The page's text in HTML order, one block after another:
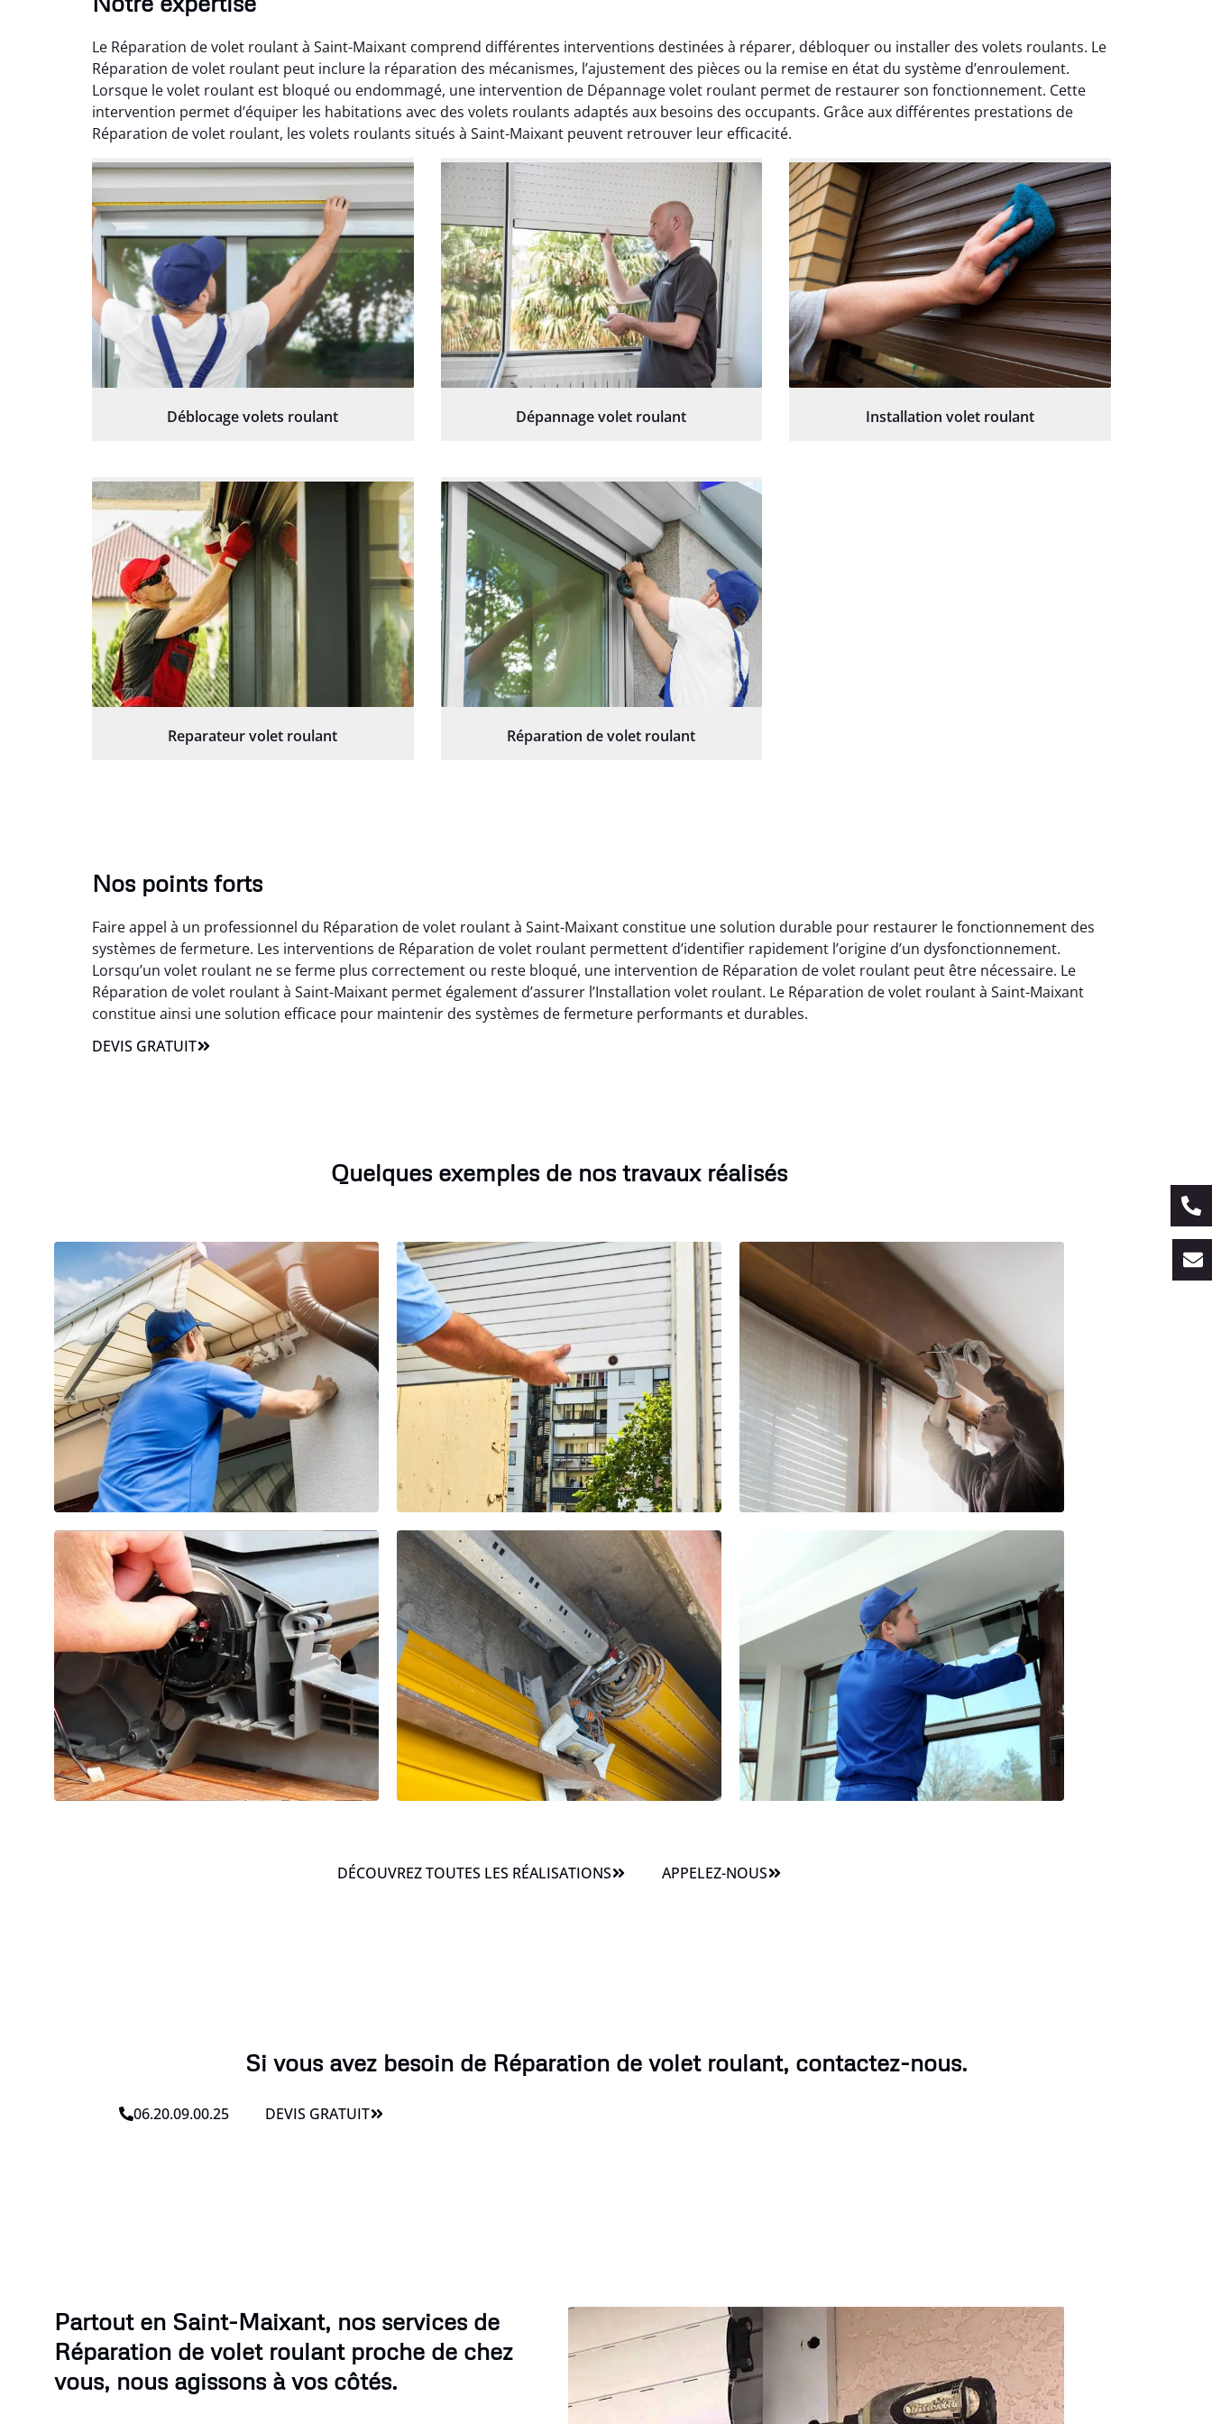
Le Réparation de volet roulant à Saint-Maixant comprend différentes interventions destinées à réparer, débloquer ou installer des volets roulants. Le
Réparation de volet roulant peut inclure la réparation des mécanismes, l’ajustement des pièces ou la remise en état du système d’enroulement.
Lorsque le volet roulant est bloqué ou endommagé, une intervention de Dépannage volet roulant permet de restaurer son fonctionnement. Cette
intervention permet d’équiper les habitations avec des volets roulants adaptés aux besoins des occupants. Grâce aux différentes prestations de
Réparation de volet roulant, les volets roulants situés à Saint-Maixant peuvent retrouver leur efficacité.
Déblocage volets roulant Dépannage volet roulant Installation volet roulant
Reparateur volet roulant Réparation de volet roulant
Nos points forts
Faire appel à un professionnel du Réparation de volet roulant à Saint-Maixant constitue une solution durable pour restaurer le fonctionnement des
systèmes de fermeture. Les interventions de Réparation de volet roulant permettent d’identifier rapidement l’origine d’un dysfonctionnement.
Lorsqu’un volet roulant ne se ferme plus correctement ou reste bloqué, une intervention de Réparation de volet roulant peut être nécessaire. Le
Réparation de volet roulant à Saint-Maixant permet également d’assurer l’Installation volet roulant. Le Réparation de volet roulant à Saint-Maixant
constitue ainsi une solution efficace pour maintenir des systèmes de fermeture performants et durables.
DEVIS GRATUIT
Quelques exemples de nos travaux réalisés
DÉCOUVREZ TOUTES LES RÉALISATIONS APPELEZ-NOUS
Si vous avez besoin de Réparation de volet roulant, contactez-nous.
06.20.09.00.25 DEVIS GRATUIT
Partout en Saint-Maixant, nos services de
Réparation de volet roulant proche de chez
vous, nous agissons à vos côtés.